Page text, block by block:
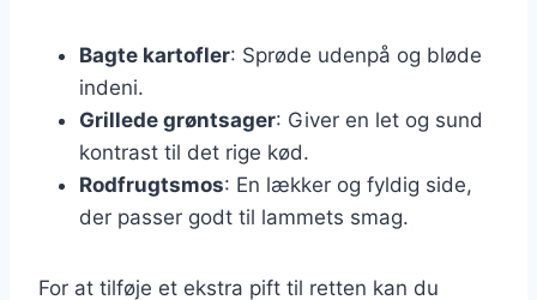
Bagte kartofler: Sprøde udenpå og bløde
indeni.
Grillede grøntsager: Giver en let og sund
kontrast til det rige kød.
Rodfrugtsmos: En lækker og fyldig side,
der passer godt til lammets smag.
For at tilføje et ekstra pift til retten kan du